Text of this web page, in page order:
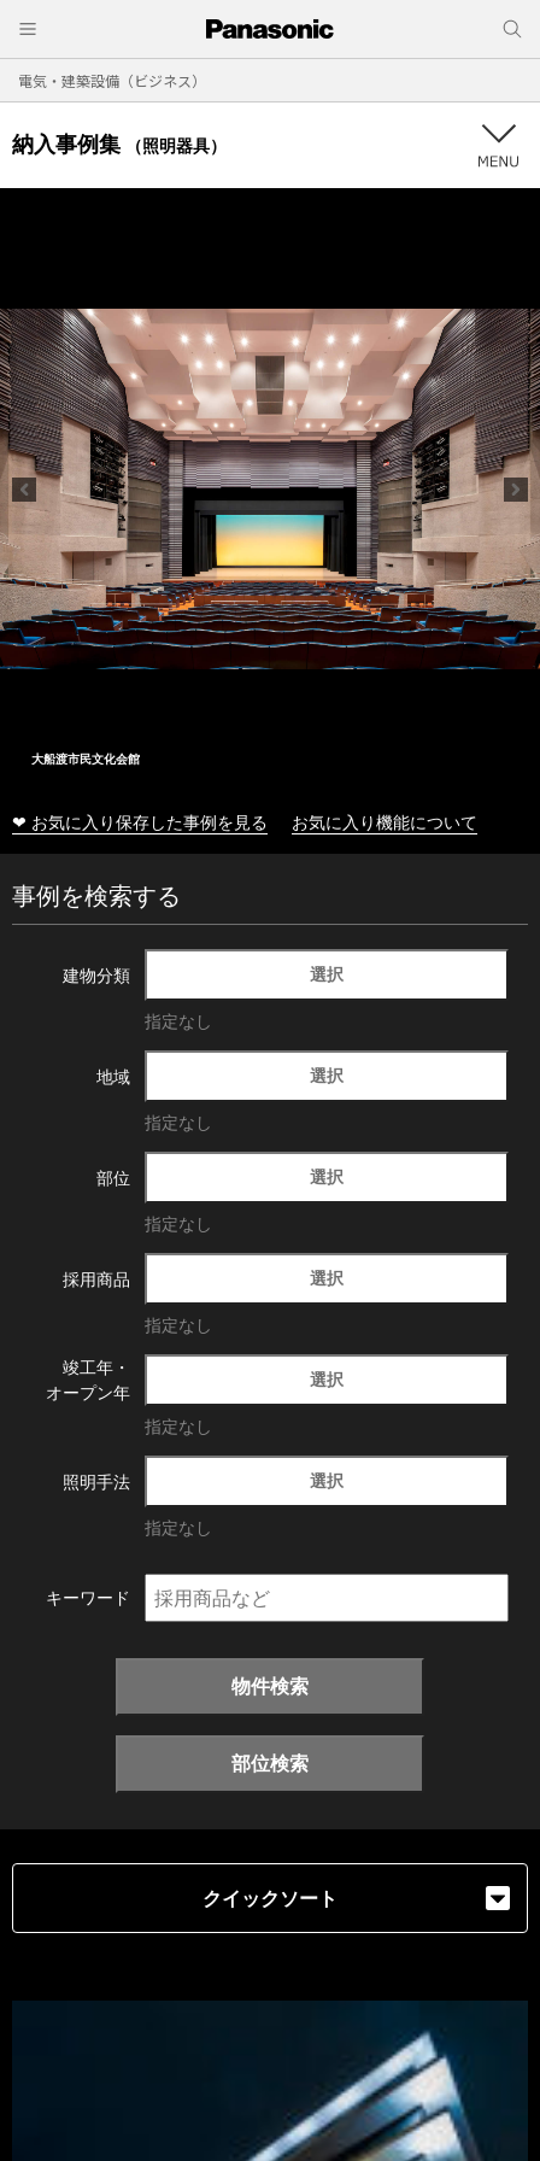
電気・建築設備（ビジネス）
納入事例集 （照明器具）
大船渡市民文化会館
❤ お気に入り保存した事例を見る お気に入り機能について
事例を検索する
建物分類 選択
指定なし
地域 選択
指定なし
部位 選択
指定なし
採用商品 選択
指定なし
竣工年・
オープン年
選択
指定なし
照明手法 選択
指定なし
キーワード
物件検索
部位検索
クイックソート